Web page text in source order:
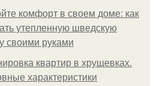
комфорт в своем доме: как
утепленную шведскую
своими руками
квартир в хрущевках.
характеристики